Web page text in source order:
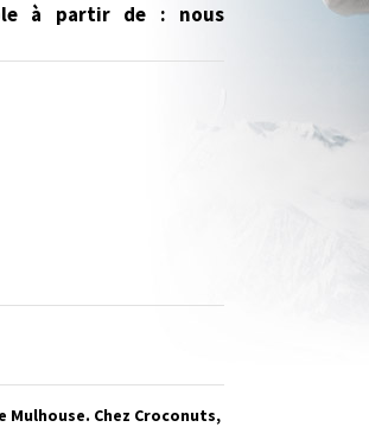
à partir de : nous
Chez Croconuts,